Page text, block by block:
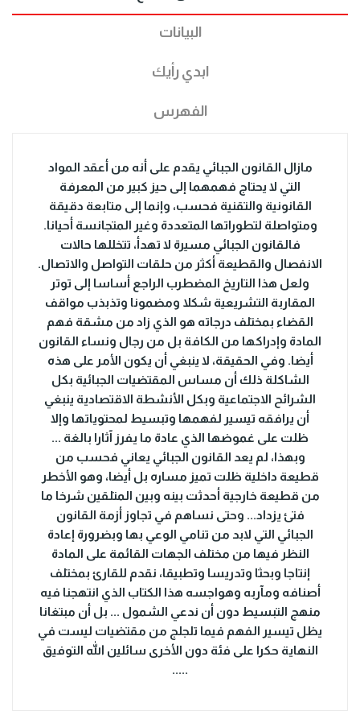
البيانات
ابدي رأيك
الفهرس
مازال القانون الجبائي يقدم على أنه من أعقد المواد
التي لا يحتاج فهمهما إلى حيز كبير من المعرفة
القانونية والتقنية فحسب، وإنما إلى متابعة دقيقة
ومتواصلة لتطوراتها المتعددة وغير المتجانسة أحيانا.
فالقانون الجبائي مسيرة لا تهدأ، تتخللها حالات
الانفصال والقطيعة أكثر من حلقات التواصل والاتصال.
ولعل هذا التاريخ المضطرب الراجع أساسا إلى توتر
المقاربة التشريعية شكلا ومضمونا وتذبذب مواقف
القضاء بمختلف درجاته هو الذي زاد من مشقة فهم
المادة وإدراكها من الكافة بل من رجال ونساء القانون
أيضا. وفي الحقيقة، لا ينبغي أن يكون الأمر على هذه
الشاكلة ذلك أن مساس المقتضيات الجبائية بكل
الشرائح الاجتماعية وبكل الأنشطة الاقتصادية ينبغي
أن يرافقه تيسير لفهمها وتبسيط لمحتوياتها وإلا
ظلت على غموضها الذي عادة ما يفرز آثارا بالغة ...
وبهذا، لم يعد القانون الجبائي يعاني فحسب من
قطيعة داخلية ظلت تميز مساره بل أيضا، وهو الأخطر
من قطيعة خارجية أحدثت بينه وبين المتلقين شرخا ما
فتئ يزداد... وحتى نساهم في تجاوز أزمة القانون
الجبائي التي لابد من تنامي الوعي بها وبضرورة إعادة
النظر فيها من مختلف الجهات القائمة على المادة
إنتاجا وبحثا وتدريسا وتطبيقا، نقدم للقارئ بمختلف
أصنافه ومآربه وهواجسه هذا الكتاب الذي انتهجنا فيه
منهج التبسيط دون أن ندعي الشمول ... بل أن مبتغانا
يظل تيسير الفهم فيما تلجلج من مقتضيات ليست في
النهاية حكرا على فئة دون الأخرى سائلين الله التوفيق
.....